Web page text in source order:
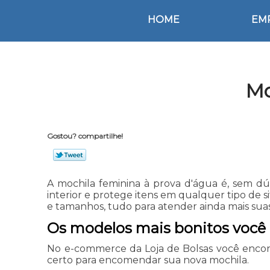
HOME
Gostou? compartilhe!
A mochila feminina à prova d'água é, sem
interior e protege itens em qualquer tipo de
e tamanhos, tudo para atender ainda mais
Os modelos mais bonitos
No e-commerce da Loja de Bolsas você
certo para encomendar sua nova mochila.